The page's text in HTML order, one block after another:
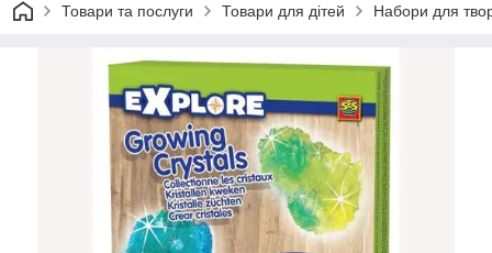
Товари та послуги Товари для дітей Набори для